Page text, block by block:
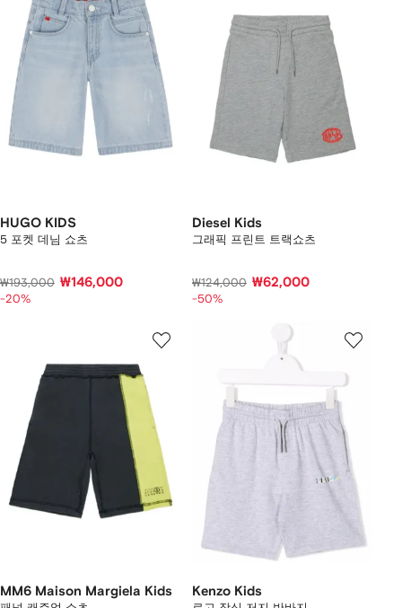
HUGO KIDS
5 포켓 데님 쇼츠
₩193,000 ₩146,000
-20%
Diesel Kids
그래픽 프린트 트랙쇼츠
₩124,000 ₩62,000
-50%
MM6 Maison Margiela Kids Kenzo Kids